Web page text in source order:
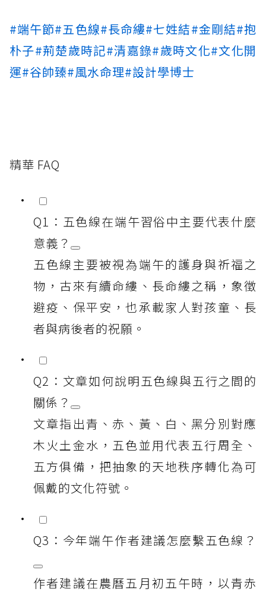
#端午節#五色線#長命縷#七姓結#金剛結#抱
朴子#荊楚歲時記#清嘉錄#歲時文化#文化開
運#谷帥臻#風水命理#設計學博士
精華 FAQ
Q1：五色線在端午習俗中主要代表什麼
意義？
五色線主要被視為端午的護身與祈福之
物，古來有續命縷、長命縷之稱，象徵
避疫、保平安，也承載家人對孩童、長
者與病後者的祝願。
Q2：文章如何說明五色線與五行之間的
關係？
文章指出青、赤、黃、白、黑分別對應
木火土金水，五色並用代表五行周全、
五方俱備，把抽象的天地秩序轉化為可
佩戴的文化符號。
Q3：今年端午作者建議怎麼繫五色線？
作者建議在農曆五月初五午時，以青赤